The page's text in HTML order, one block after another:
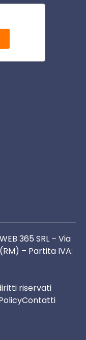
365 SRL – Via
– Partita IVA:
riservati
Contatti